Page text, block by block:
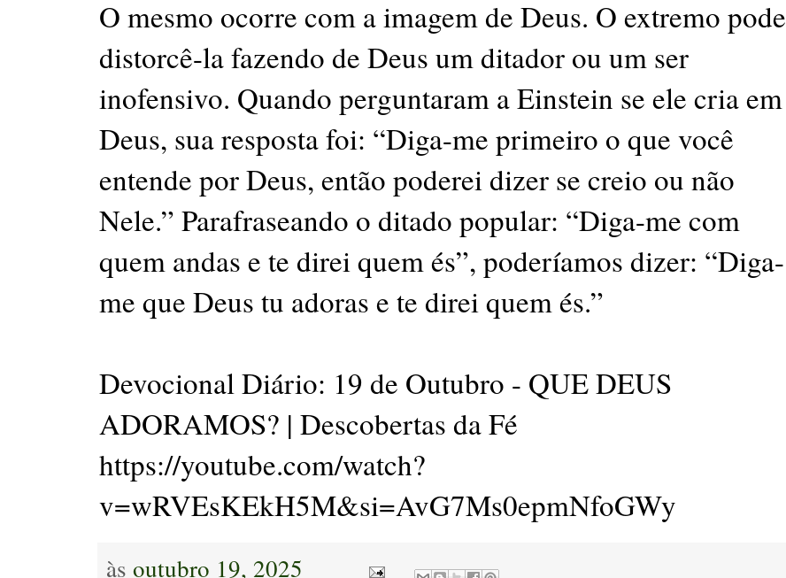
O mesmo ocorre com a imagem de Deus. O extremo pode
distorcê-la fazendo de Deus um ditador ou um ser
inofensivo. Quando perguntaram a Einstein se ele cria em
Deus, sua resposta foi: “Diga-me primeiro o que você
entende por Deus, então poderei dizer se creio ou não
Nele.” Parafraseando o ditado popular: “Diga-me com
quem andas e te direi quem és”, poderíamos dizer: “Diga-
me que Deus tu adoras e te direi quem és.”
Devocional Diário: 19 de Outubro - QUE DEUS
ADORAMOS? | Descobertas da Fé
https://youtube.com/watch?
v=wRVEsKEkH5M&si=AvG7Ms0epmNfoGWy
às outubro 19, 2025